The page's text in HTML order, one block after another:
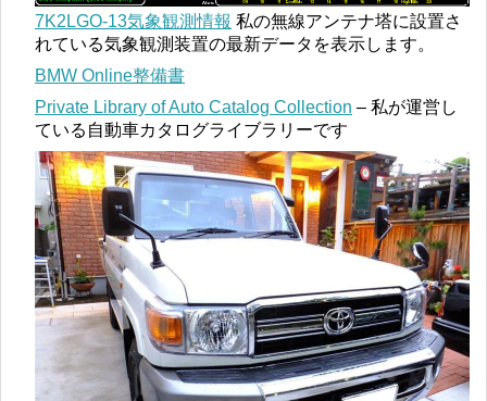
7K2LGO-13気象観測情報 私の無線アンテナ塔に設置さ
れている気象観測装置の最新データを表示します。
BMW Online整備書
Private Library of Auto Catalog Collection – 私が運営し
ている自動車カタログライブラリーです